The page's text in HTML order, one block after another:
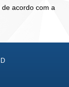
acordo com a